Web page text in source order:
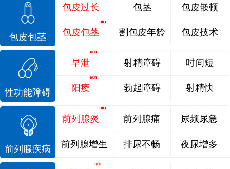
包皮包茎
包皮过长
包皮包茎
包茎
割包皮年龄
包皮嵌顿
包皮技术
性功能障碍
早泄
阳痿
射精障碍
勃起障碍
时间短
射精快
前列腺疾病
前列腺炎 前列腺痛 尿频尿急
前列腺增生 排尿不畅 夜尿增多